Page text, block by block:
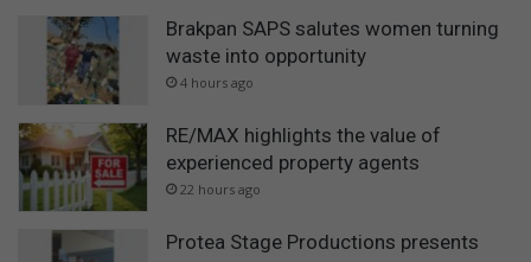
Brakpan SAPS salutes women turning
waste into opportunity
4 hours ago
RE/MAX highlights the value of
experienced property agents
22 hours ago
Protea Stage Productions presents